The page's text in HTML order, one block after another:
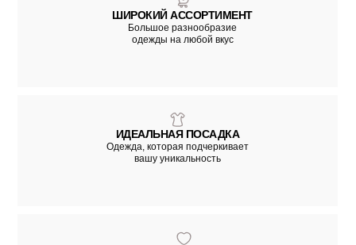
ШИРОКИЙ АССОРТИМЕНТ
Большое разнообразие
одежды на любой вкус
ИДЕАЛЬНАЯ ПОСАДКА
Одежда, которая подчеркивает
вашу уникальность